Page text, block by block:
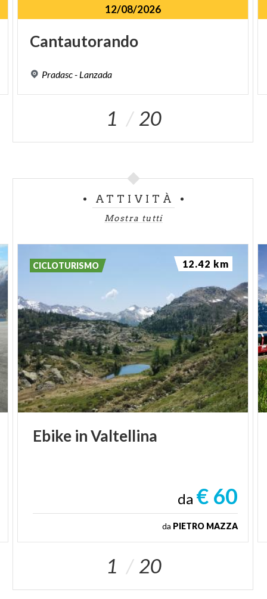
12/08/2026
Cantautorando
Pradasc- Lanzada
1 20
ATTIVITÀ
Mostra tutti
Ebike inValtellina
da € 60
da PIETRO MAZZA
CICLOTURISMO 12.42 km
1 20